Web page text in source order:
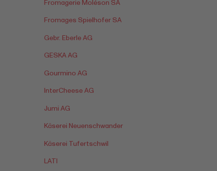
Fromagerie Moléson SA
Fromages Spielhofer SA
Gebr. Eberle AG
GESKA AG
Gourmino AG
InterCheese AG
Jumi AG
Käserei Neuenschwander
Käserei Tufertschwil
LATI